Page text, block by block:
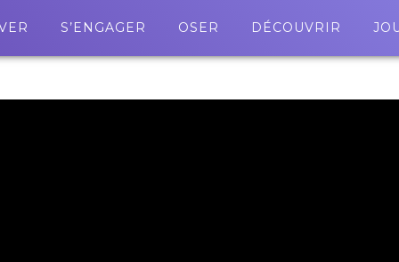
S’ENGAGER OSER DÉCOUVRIR